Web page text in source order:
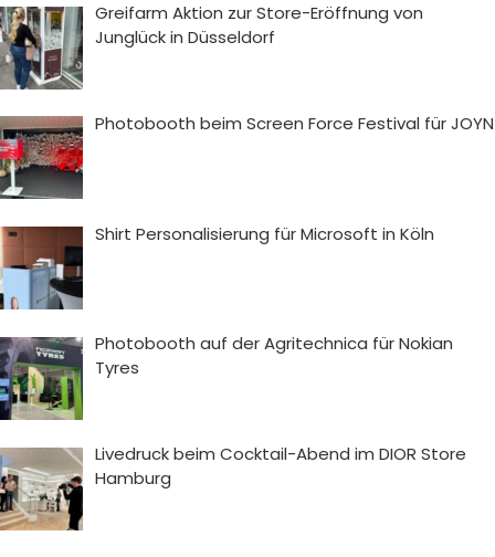
Greifarm Aktion zur Store-Eröffnung von
Junglück in Düsseldorf
Photobooth beim Screen Force Festival für JOYN
Shirt Personalisierung für Microsoft in Köln
Photobooth auf der Agritechnica für Nokian
Tyres
Livedruck beim Cocktail-Abend im DIOR Store
Hamburg